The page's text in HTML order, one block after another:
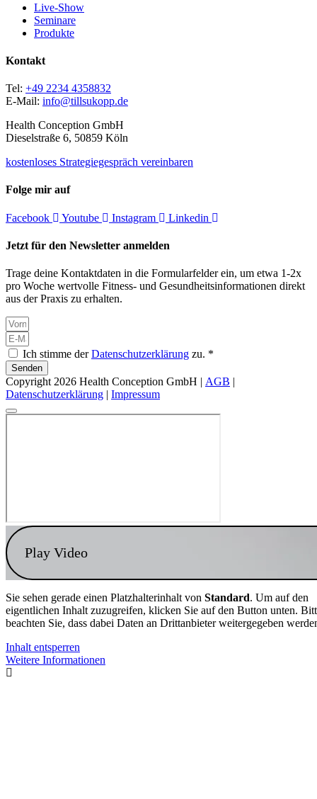
Live-Show
Seminare
Produkte
Kontakt
Tel: +49 2234 4358832
E-Mail: info@tillsukopp.de
Health Conception GmbH
Dieselstraße 6, 50859 Köln
kostenloses Strategiegespräch vereinbaren
Folge mir auf
Facebook Youtube Instagram Linkedin
Jetzt für den Newsletter anmelden
Trage deine Kontaktdaten in die Formularfelder ein, um etwa 1-2x
pro Woche wertvolle Fitness- und Gesundheitsinformationen direkt
aus der Praxis zu erhalten.
Ich stimme derDatenschutzerklärung zu. *
Senden
Copyright 2026 Health Conception GmbH | AGB |
Datenschutzerklärung | Impressum
Play Video
Sie sehen gerade einen Platzhalterinhalt von Standard. Um auf den
eigentlichen Inhalt zuzugreifen, klicken Sie auf den Button unten.
beachten Sie, dass dabei Daten an Drittanbieter weitergegeben
Inhalt entsperren
Weitere Informationen